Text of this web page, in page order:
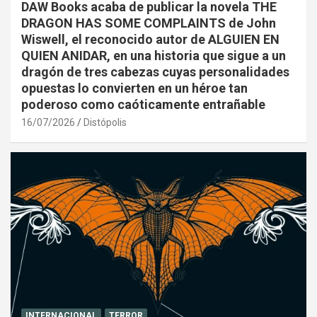
DAW Books acaba de publicar la novela THE
DRAGON HAS SOME COMPLAINTS de John
Wiswell, el reconocido autor de ALGUIEN EN
QUIEN ANIDAR, en una historia que sigue a un
dragón de tres cabezas cuyas personalidades
opuestas lo convierten en un héroe tan
poderoso como caóticamente entrañable
16/07/2026 Distópolis